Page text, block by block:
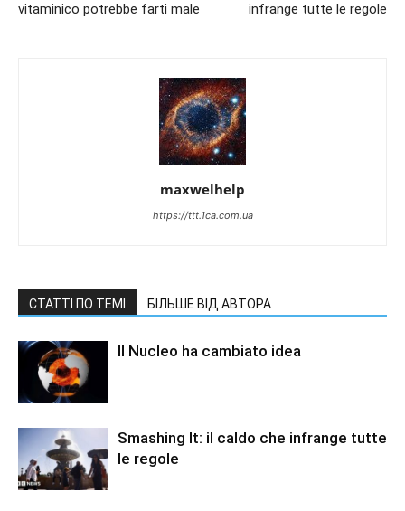
vitaminico potrebbe farti male
infrange tutte le regole
maxwelhelp
https://ttt.1ca.com.ua
СТАТТІ ПО ТЕМІ БІЛЬШЕ ВІД АВТОРА
Il Nucleo ha cambiato idea
Smashing It: il caldo che infrange tutte
le regole